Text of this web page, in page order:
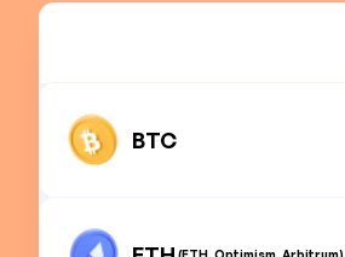
BTC